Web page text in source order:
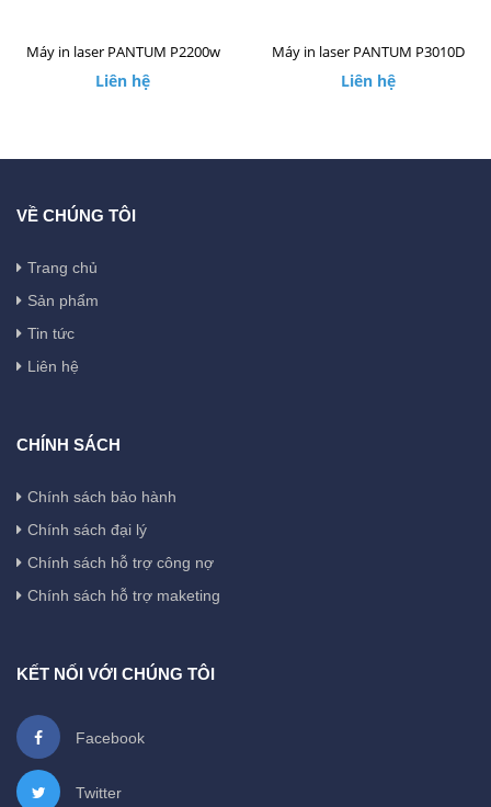
Máy in laser PANTUM P2200w
Liên hệ
Máy in laser PANTUM P3010D
Liên hệ
VỀ CHÚNG TÔI
Trang chủ
Sản phẩm
Tin tức
Liên hệ
CHÍNH SÁCH
Chính sách bảo hành
Chính sách đại lý
Chính sách hỗ trợ công nợ
Chính sách hỗ trợ maketing
KẾT NỐI VỚI CHÚNG TÔI
Facebook
Twitter